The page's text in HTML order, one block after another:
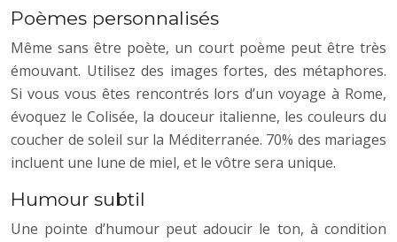
Poèmes personnalisés
Même sans être poète, un court poème peut être très
émouvant. Utilisez des images fortes, des métaphores.
Si vous vous êtes rencontrés lors d’un voyage à Rome,
évoquez le Colisée, la douceur italienne, les couleurs du
coucher de soleil sur la Méditerranée. 70% des mariages
incluent une lune de miel, et le vôtre sera unique.
Humour subtil
Une pointe d’humour peut adoucir le ton, à condition